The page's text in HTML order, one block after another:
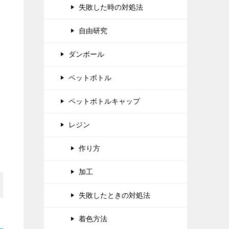
失敗した時の対処法
自由研究
ダンボール
ペットボトル
ペットボトルキャップ
レジン
作り方
加工
失敗したときの対処法
着色方法